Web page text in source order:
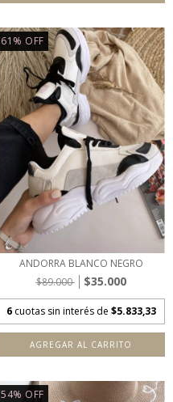
61 % OFF
ANDORRA BLANCO NEGRO
$89.000
$35.000
6 cuotas sin interés de $5.833,33
AGREGAR AL CARRITO
54% OFF